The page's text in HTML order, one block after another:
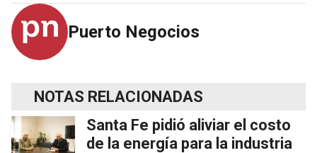
Puerto Negocios
NOTAS RELACIONADAS
Santa Fe pidió aliviar el costo
de la energía para la industria